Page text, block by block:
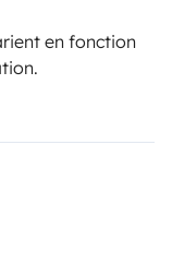
en fonction